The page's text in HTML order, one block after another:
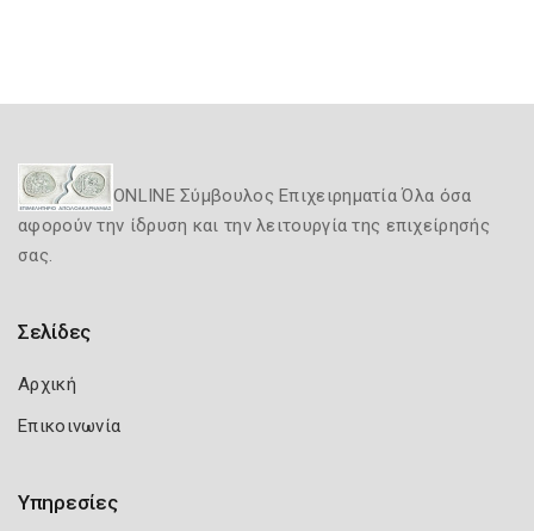
ONLINE Σύμβουλος Επιχειρηματία Όλα όσα
αφορούν την ίδρυση και την λειτουργία της επιχείρησής
σας.
Σελίδες
Αρχική
Επικοινωνία
Υπηρεσίες